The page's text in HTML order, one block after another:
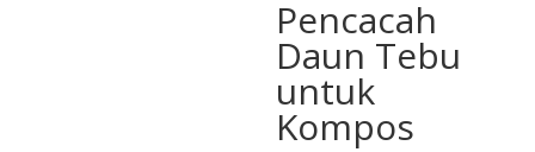
Pencacah
Daun Tebu
untuk
Kompos